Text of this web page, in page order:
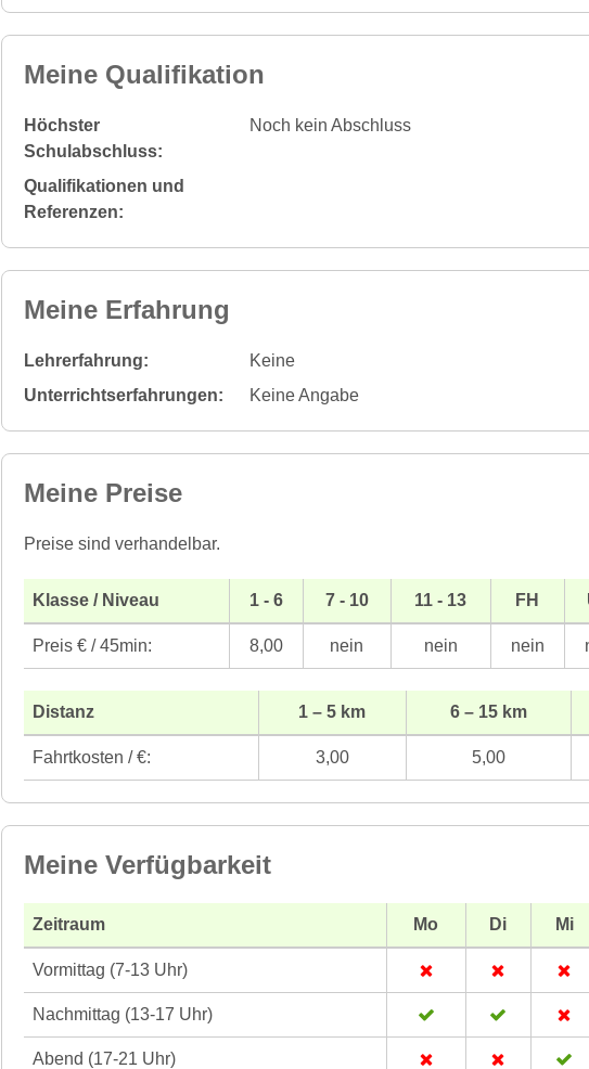
Meine Qualifikation
Höchster
Schulabschluss:
Noch kein Abschluss
Qualifikationen und
Referenzen:
Meine Erfahrung
Lehrerfahrung:
Keine
Unterrichtserfahrungen:
Keine Angabe
Meine Preise
Preise sind verhandelbar.
Klasse / Niveau 1 - 6 7 - 10 11 - 13 FH
Preis € / 45min: 8,00 nein nein nein
Distanz 1 – 5 km 6 – 15 km
Fahrtkosten / €: 3,00 5,00
Meine Verfügbarkeit
Zeitraum Mo Di Mi
Vormittag (7-13 Uhr)
Nachmittag (13-17 Uhr)
Abend (17-21 Uhr)